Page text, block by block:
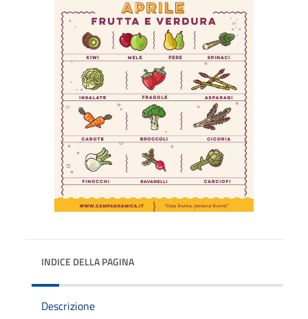
INDICE DELLA PAGINA
Descrizione